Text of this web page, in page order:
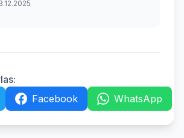
Olumsuz Aktarmadan Nasıl
Facebook WhatsApp